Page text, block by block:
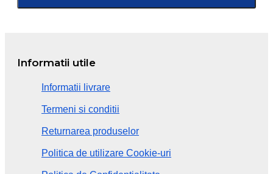
Informatii utile
Informatii livrare
Termeni si conditii
Returnarea produselor
Politica de utilizare Cookie-uri